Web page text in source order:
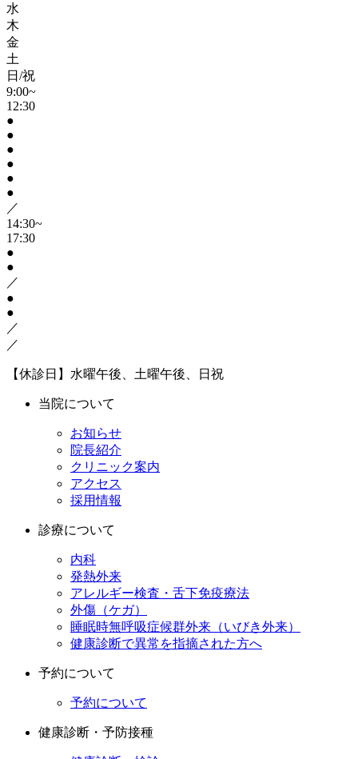
水
木
金
土
日/祝
9:00~
12:30
●
●
●
●
●
●
／
14:30~
17:30
●
●
／
●
●
／
／
【休診日】水曜午後、土曜午後、日祝
当院について
お知らせ
院長紹介
クリニック案内
アクセス
採用情報
診療について
内科
発熱外来
アレルギー検査・舌下免疫療法
外傷（ケガ）
睡眠時無呼吸症候群外来（いびき外来）
健康診断で異常を指摘された方へ
予約について
予約について
健康診断・予防接種